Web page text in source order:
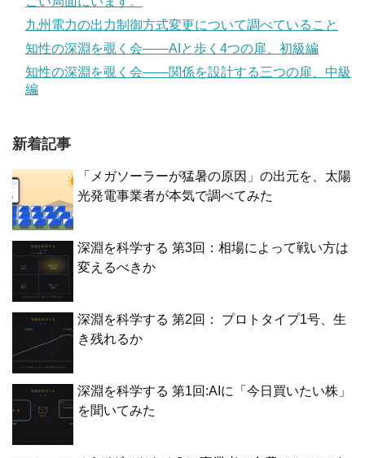
九州電力の出力制御方式変更について調べていること
知性の深淵を覗く会——AIと歩く4つの扉、初級編
知性の深淵を覗く会——関係を設計する三つの扉、中級
編
新着記事
「メガソーラーが猛暑の原因」の出元を、太陽
光発電事業者が本気で調べてみた
深淵を科学する 第3回：相場によって戦い方は
変えるべきか
深淵を科学する 第2回： プロトタイプ1号、生
き残れるか
深淵を科学する 第1回:AIに「今日買いたい株」
を聞いてみた